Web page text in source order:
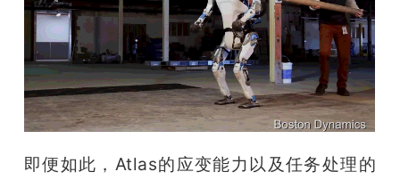
即便如此，Atlas的应变能力以及任务处理的